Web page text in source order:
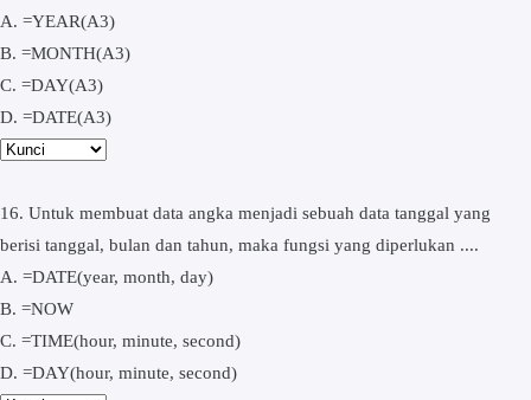
A. =YEAR(A3)
B. =MONTH(A3)
C. =DAY(A3)
D. =DATE(A3)
16. Untuk membuat data angka menjadi sebuah data tanggal yang
berisi tanggal, bulan dan tahun, maka fungsi yang diperlukan ....
A. =DATE(year, month, day)
B. =NOW
C. =TIME(hour, minute, second)
D. =DAY(hour, minute, second)